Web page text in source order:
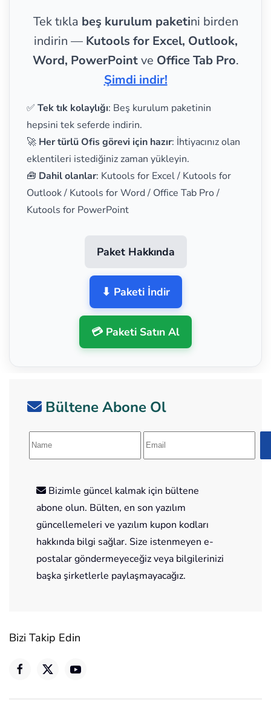
Tek tıkla beş kurulum paketini birden
indirin — Kutools for Excel, Outlook,
Word, PowerPointve Office Tab Pro.
Şimdi indir!
✅ Tek tık kolaylığı: Beş kurulum paketinin
hepsini tek seferde indirin.
🚀 Her türlü Ofis görevi için hazır: İhtiyacınız olan
eklentileri istediğiniz zaman yükleyin.
🧰 Dahil olanlar: Kutools for Excel / Kutools for
Outlook / Kutools for Word / Office Tab Pro /
Kutools for PowerPoint
Paket Hakkında
⬇ Paketi İndir
💳 Paketi Satın Al
Bültene Abone Ol
Bizimle güncel kalmak için bültene
abone olun. Bülten, en son yazılım
güncellemeleri ve yazılım kupon kodları
hakkında bilgi sağlar. Size istenmeyen e-
postalar göndermeyeceğiz veya bilgilerinizi
başka şirketlerle paylaşmayacağız.
Bizi Takip Edin